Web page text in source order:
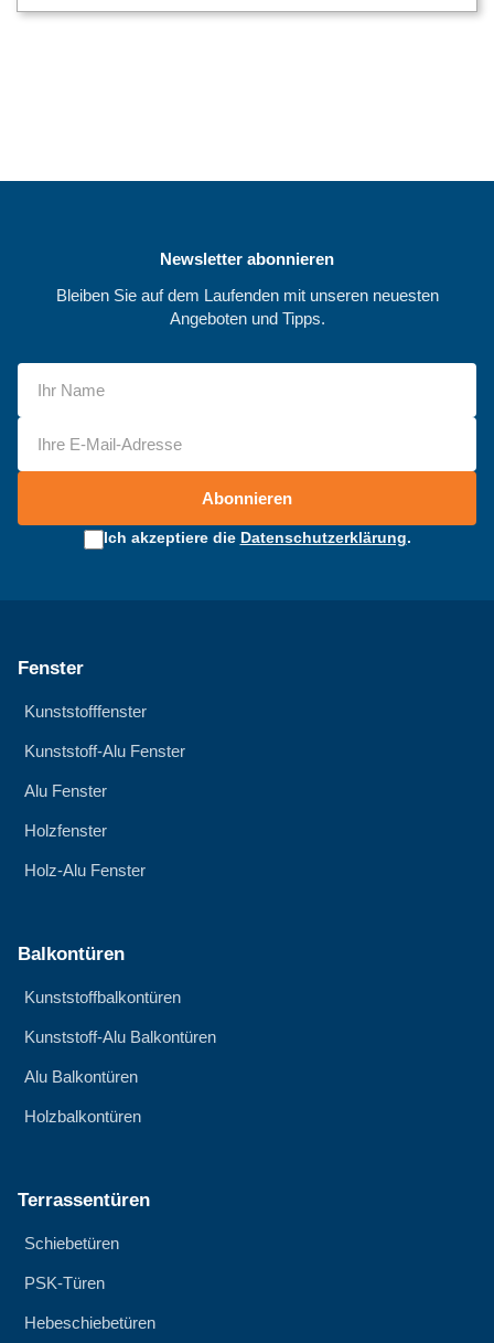
Newsletter abonnieren
Bleiben Sie auf dem Laufenden mit unseren neuesten
Angeboten und Tipps.
Abonnieren
Ich akzeptiere die Datenschutzerklärung.
Fenster
Kunststofffenster
Kunststoff-Alu Fenster
Alu Fenster
Holzfenster
Holz-Alu Fenster
Balkontüren
Kunststoffbalkontüren
Kunststoff-Alu Balkontüren
Alu Balkontüren
Holzbalkontüren
Terrassentüren
Schiebetüren
PSK-Türen
Hebeschiebetüren